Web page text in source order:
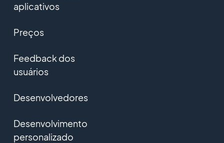
aplicativos
Preços
Feedback dos
usuários
Desenvolvedores
Desenvolvimento
personalizado